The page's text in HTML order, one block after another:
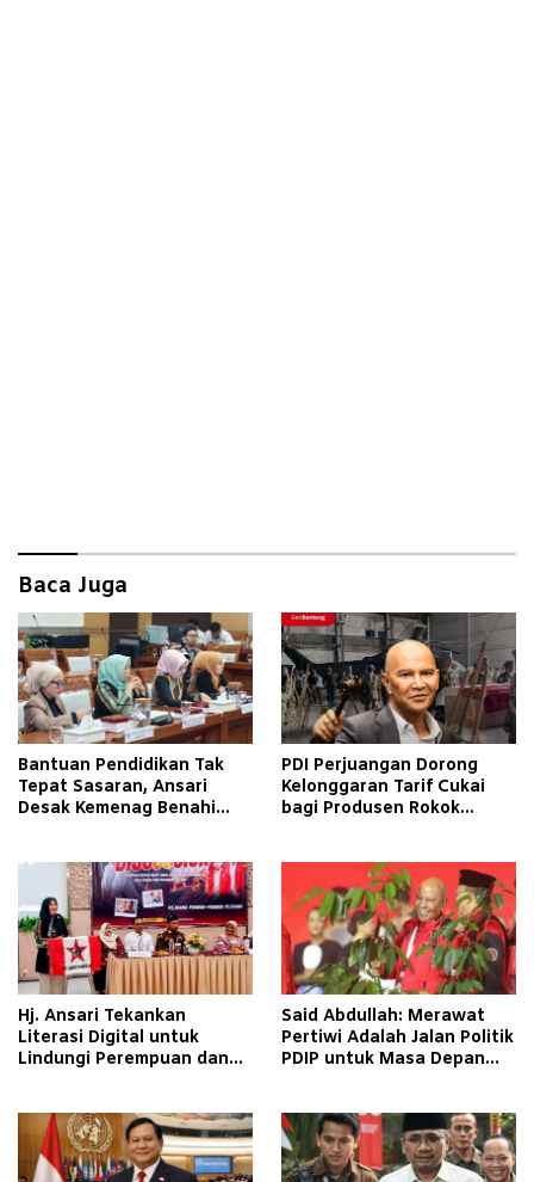
Baca Juga
Bantuan Pendidikan Tak
Tepat Sasaran, Ansari
Desak Kemenag Benahi
PDI Perjuangan Dorong
Kelonggaran Tarif Cukai
bagi Produsen Rokok
Hj. Ansari Tekankan
Literasi Digital untuk
Lindungi Perempuan dan
Said Abdullah: Merawat
Pertiwi Adalah Jalan Politik
PDIP untuk Masa Depan